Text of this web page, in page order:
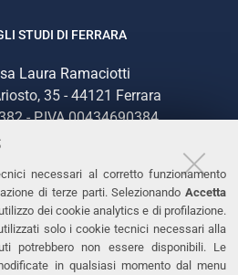
necessari al corretto funzionamento
di terze parti. Selezionando Accetta
dei cookie analytics e di profilazione.
solo i cookie tecnici necessari alla
potrebbero non essere disponibili. Le
in qualsiasi momento dal menu
STUDI DI FERRARA
Laura Ramaciotti
35 - 44121 Ferrara
- P.IVA 00434690384
293031